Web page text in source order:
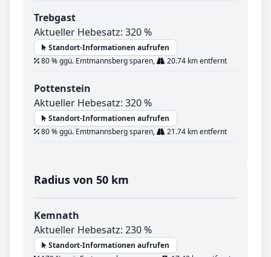
Trebgast
Aktueller Hebesatz: 320 %
Standort-Informationen aufrufen
80 % ggü. Emtmannsberg sparen,
20.74 km entfernt
Pottenstein
Aktueller Hebesatz: 320 %
Standort-Informationen aufrufen
80 % ggü. Emtmannsberg sparen,
21.74 km entfernt
Radius von 50 km
Kemnath
Aktueller Hebesatz: 230 %
Standort-Informationen aufrufen